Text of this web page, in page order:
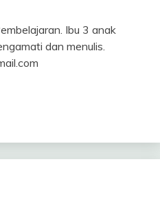
Ibu 3 anak
dan menulis.